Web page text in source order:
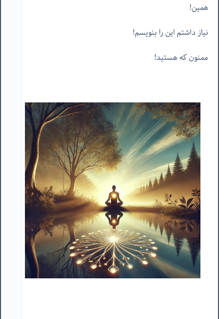
همین!
نیاز داشتم این را بنویسم!
ممنون که هستید!